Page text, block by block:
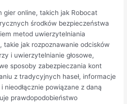
gier online, takich jak Robocat
środków bezpieczeństwa
metod uwierzytelniania
takie jak rozpoznawanie odcisków
i uwierzytelnianie głosowe,
sposoby zabezpieczania kont
z tradycyjnych haseł, informacje
nieodłącznie powiązane z daną
prawdopodobieństwo